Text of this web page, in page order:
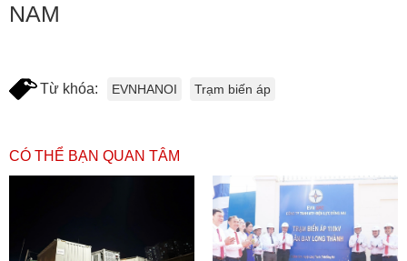
NAM
Từ khóa: EVNHANOI Trạm biến áp
CÓ THỂ BẠN QUAN TÂM